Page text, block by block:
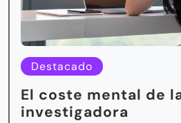
Destacado
El coste mental de
investigadora